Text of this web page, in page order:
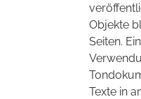
Objekte
Seiten.
Texte in